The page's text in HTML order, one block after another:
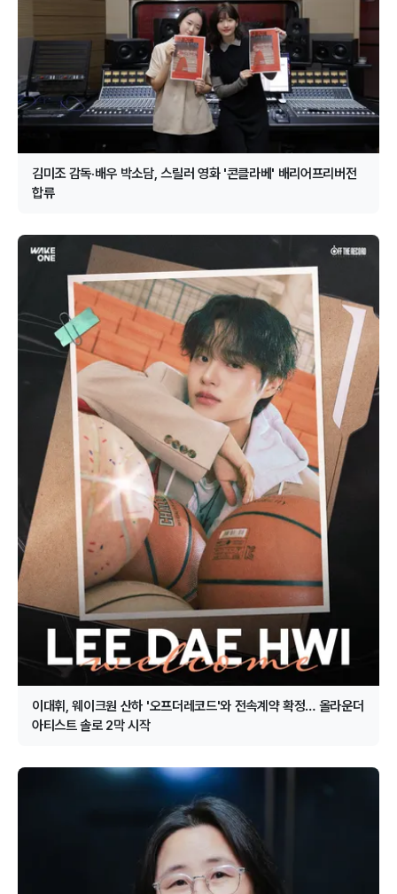
김미조 감독·배우 박소담, 스릴러 영화 '콘클라베' 배리어프리버전
합류
이대휘, 웨이크원 산하 '오프더레코드'와 전속계약 확정… 올라운더
아티스트 솔로 2막 시작